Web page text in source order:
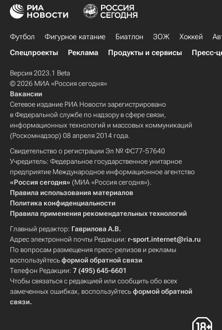
Футбол Фигурное катание Биатлон ЗОЖ Хоккей
Спецпроекты
Реклама Продукты и сервисы Пресс-
Версия 2023.1 Beta
© 2026 МИА «Россия сегодня»
Вакансии
Сетевое издание РИА Новости зарегистрировано
в Федеральной службе по надзору в сфере связи,
информационных технологий и массовых коммуникаций
(Роскомнадзор) 08 апреля 2014 года.
Свидетельство о регистрации Эл № ФС77-57640
Учредитель: Федеральное государственное унитарное
предприятие Международное информационное агентство
«Россия сегодня» (МИА «Россия сегодня»).
Правила использования материалов
Политика конфиденциальности
Правила применения рекомендательных технологий
Главный редактор: Гаврилова А.В.
Адрес электронной почты Редакции: r-sport.internet@ria.ru
По вопросам размещения пресс-релизов и рекламы
воспользуйтесьформой обратной связи
Телефон Редакции: 7 (495) 645-6601
Чтобы связаться с редакцией или сообщить обо всех
замеченных ошибках, воспользуйтесьформой обратной
связи.